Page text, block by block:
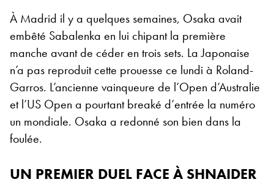
À Madrid il y a quelques semaines, Osaka avait
embêté Sabalenka en lui chipant la première
manche avant de céder en trois sets. La Japonaise
n’a pas reproduit cette prouesse ce lundi à Roland-
Garros. L’ancienne vainqueure de l’Open d’Australie
et l’US Open a pourtant breaké d’entrée la numéro
un mondiale. Osaka a redonné son bien dans la
foulée.
UN PREMIER DUEL FACE À SHNAIDER